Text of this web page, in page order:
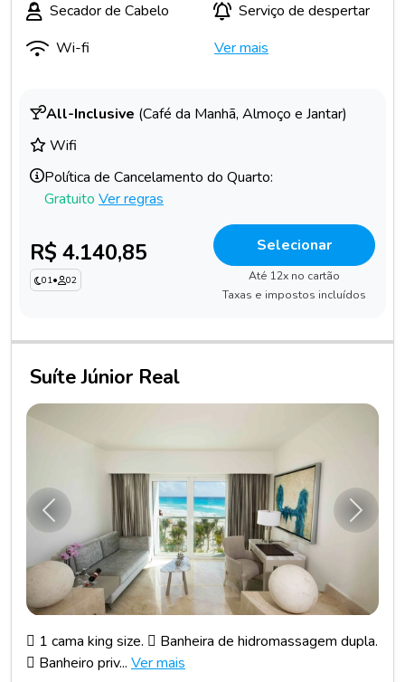
Secador de Cabelo
Serviço de despertar
Wi-fi
Ver mais
All-Inclusive (Café da Manhã, Almoço e Jantar)
Wifi
Política de Cancelamento do Quarto:
Gratuito Ver regras
R$ 4.140,85
01• 02
Selecionar
Até 12x no cartão
Taxas e impostos incluídos
Suíte Júnior Real
Anterior
 1 cama king size.  Banheira de hidromassagem dupla.
 Banheiro priv... Ver mais